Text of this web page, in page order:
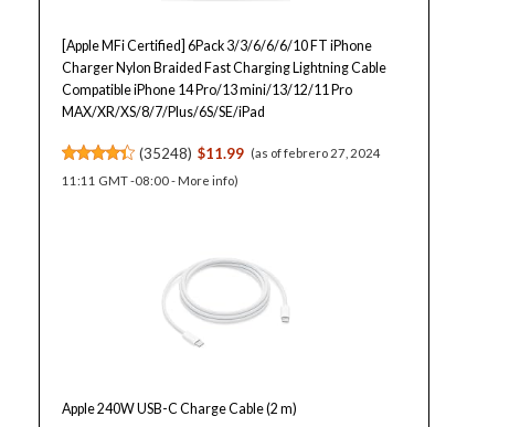
[Apple MFi Certified] 6Pack 3/3/6/6/6/10 FT iPhone
Charger Nylon Braided Fast Charging Lightning Cable
Compatible iPhone 14 Pro/13 mini/13/12/11 Pro
MAX/XR/XS/8/7/Plus/6S/SE/iPad
(35248) $11.99 (as of febrero 27, 2024
11:11 GMT -08:00 - More info)
Apple 240W USB-C Charge Cable (2 m) ​​​​​​​